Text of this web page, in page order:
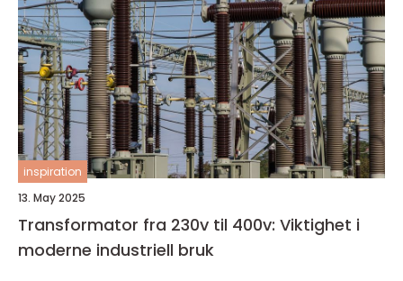
inspiration
13. May 2025
Transformator fra 230v til 400v: Viktighet i
moderne industriell bruk